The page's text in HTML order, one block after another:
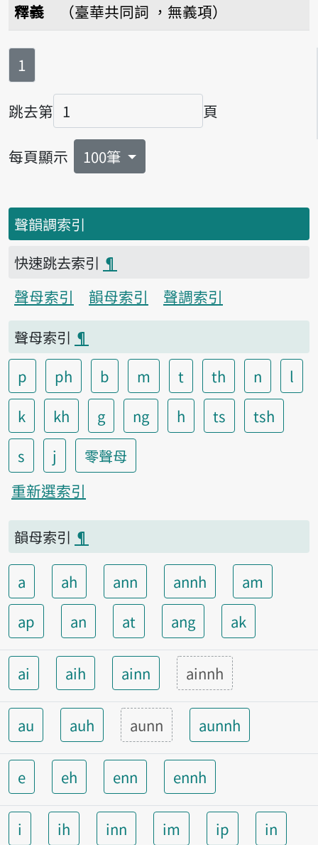
釋義 （臺華共同詞 ，無義項）
第
1
跳去第
頁碼
頁
每頁顯示 100筆
聲韻調索引
快速跳去索引 ¶
聲母索引
韻母索引
聲調索引
聲母索引 ¶
p
ph b m t th n
l
k
kh g ng h ts
tsh
s
j
零聲母
重新選索引
韻母索引 ¶
a ah ann annh
am
ap
an at ang ak
ai aih ainn ainnh
au auh aunn aunnh
e eh enn ennh
i ih inn im ip
in